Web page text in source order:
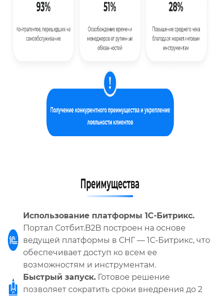
Использование платформы 1С-Битрикс.
Портал Сотбит.B2B построен на основе
ведущей платформы в СНГ — 1С-Битрикс, что
обеспечивает доступ ко всем ее
возможностям и инструментам.
Быстрый запуск. Готовое решение
позволяет сократить сроки внедрения до 2